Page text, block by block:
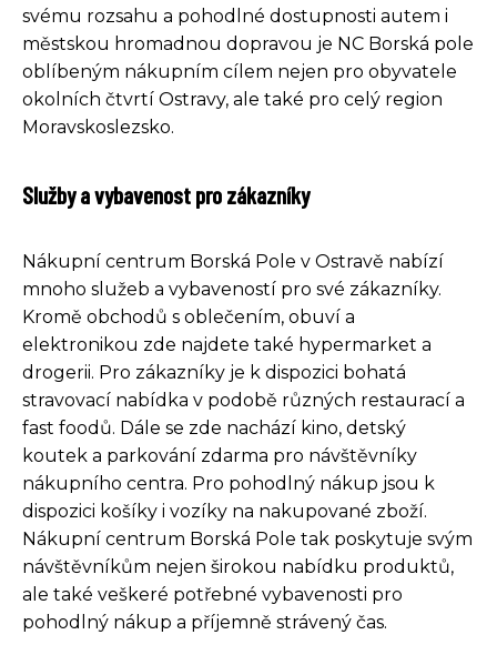
svému rozsahu a pohodlné dostupnosti autem i
městskou hromadnou dopravou je NC Borská pole
oblíbeným nákupním cílem nejen pro obyvatele
okolních čtvrtí Ostravy, ale také pro celý region
Moravskoslezsko.
Služby a vybavenost pro zákazníky
Nákupní centrum Borská Pole v Ostravě nabízí
mnoho služeb a vybaveností pro své zákazníky.
Kromě obchodů s oblečením, obuví a
elektronikou zde najdete také hypermarket a
drogerii. Pro zákazníky je k dispozici bohatá
stravovací nabídka v podobě různých restaurací a
fast foodů. Dále se zde nachází kino, detský
koutek a parkování zdarma pro návštěvníky
nákupního centra. Pro pohodlný nákup jsou k
dispozici košíky i vozíky na nakupované zboží.
Nákupní centrum Borská Pole tak poskytuje svým
návštěvníkům nejen širokou nabídku produktů,
ale také veškeré potřebné vybavenosti pro
pohodlný nákup a příjemně strávený čas.